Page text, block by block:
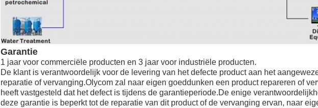
Garantie
1 jaar voor commerciële producten en 3 jaar voor industriële producten.
De klant is verantwoordelijk voor de levering van het defecte product aan het
reparatie of vervanging.Olycom zal naar eigen goeddunken een product repareren of
heeft vastgesteld dat het defect is tijdens de garantieperiode.De enige
deze garantie is beperkt tot de reparatie van dit product of de vervanging ervan, naar